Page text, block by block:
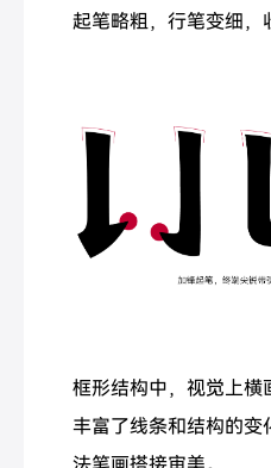
起笔略粗，行笔变细，
框形结构中，视觉上横
丰富了线条和结构的变